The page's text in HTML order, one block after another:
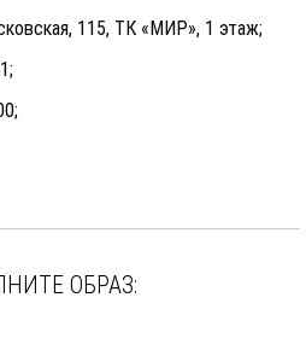
115, ТК «МИР», 1 этаж;
ОБРАЗ: